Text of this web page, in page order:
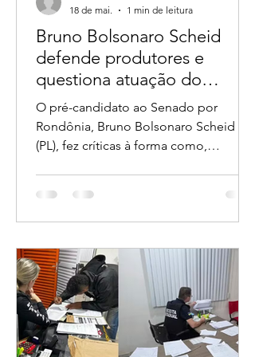
Bruno Bolsonaro Scheid
defende produtores e
questiona atuação do
ICMBio em fiscalizações no
O pré-candidato ao Senado por
(PL), fez críticas à forma como,
atuado em operações de fiscalização
em propriedades rurais. A
manifestação foi publicada nas redes
sociais após reunião com pequenos
agricultores.
Assessoria
18 de mai.
1 min de leitura